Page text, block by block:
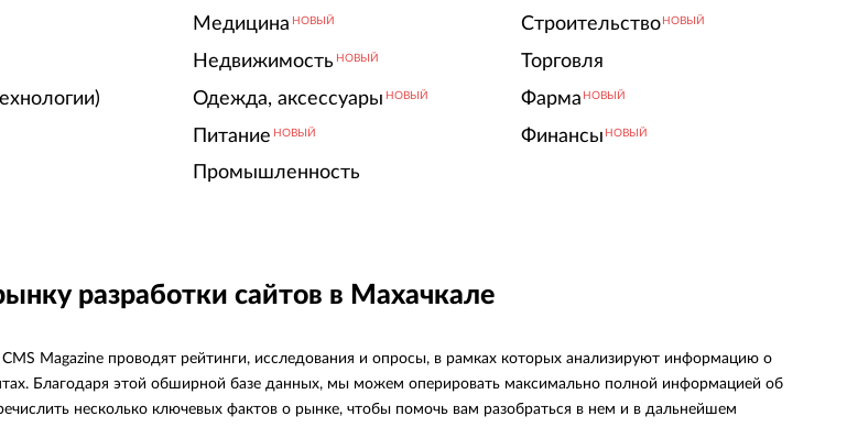
Медицина НОВЫЙ
Недвижимость НОВЫЙ
Одежда, аксессуары НОВЫЙ
Питание НОВЫЙ
Промышленность
Строительство НОВЫЙ
Торговля
Фарма НОВЫЙ
Финансы НОВЫЙ
разработки сайтов в Махачкале
Magazine проводят рейтинги, исследования и опросы, в рамках которых анализируют информацию о
Благодаря этой обширной базе данных, мы можем оперировать максимально полной информацией об
несколько ключевых фактов о рынке, чтобы помочь вам разобраться в нем и в дальнейшем